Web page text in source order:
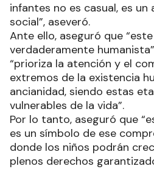
infantes no es casual, es
social”, aseveró.
Ante ello, aseguró que
verdaderamente
“prioriza la atención y el
extremos de la existencia
ancianidad, siendo estas
vulnerables de la vida”.
Por lo tanto, aseguró que
es un símbolo de ese
donde los niños podrán
plenos derechos